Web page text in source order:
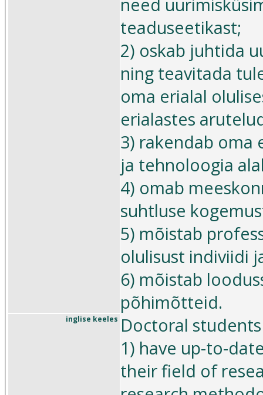
teaduseetikast;
2) oskab juhtida
ning teavitada
oma erialal
erialastes
3) rakendab oma
ja tehnoloogia
4) omab
suhtluse
5) mõistab
olulisust indiviidi
6) mõistab
põhimõtteid.
inglise keeles Doctoral
1) have up-to-
their field of